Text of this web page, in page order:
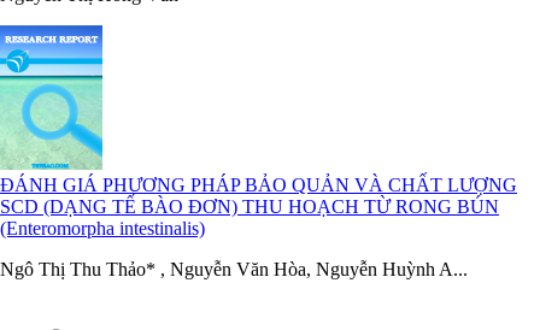
ĐÁNH GIÁ PHƯƠNG PHÁP BẢO QUẢN VÀ CHẤT LƯỢNG
SCD (DẠNG TẾ BÀO ĐƠN) THU HOẠCH TỪ RONG BÚN
(Enteromorpha intestinalis)
Ngô Thị Thu Thảo* , Nguyễn Văn Hòa, Nguyễn Huỳnh A...